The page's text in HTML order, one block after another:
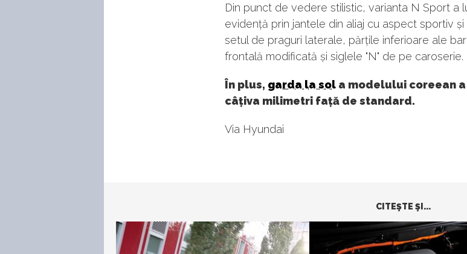
Din punct de vedere stilistic, varianta N Sport a
evidență prin jantele din aliaj cu aspect sportiv și
setul de praguri laterale, părțile inferioare ale
frontală modificată și siglele "N" de pe caroserie.
În plus, garda la sol a modelului coreean
câțiva milimetri față de standard.
Via Hyundai
CITEŞTE ŞI...